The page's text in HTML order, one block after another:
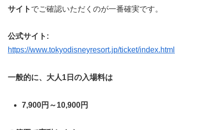
サイト でご確認いただくのが一番確実です。
公式サイト:
https://www.tokyodisneyresort.jp/ticket/index.html
一般的に、大人1日の入場料は
7,900円～10,900円